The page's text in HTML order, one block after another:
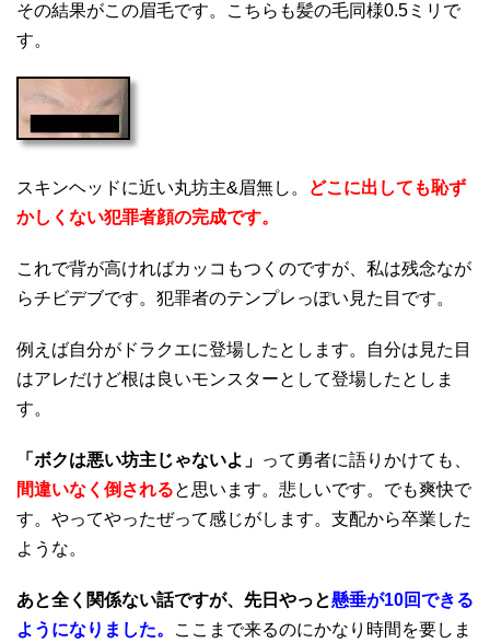
その結果がこの眉毛です。こちらも髪の毛同様0.5ミリで
す。
スキンヘッドに近い丸坊主&眉無し。
どこに出しても恥ず
かしくない犯罪者顔の完成です。
これで背が高ければカッコもつくのですが、私は残念なが
らチビデブです。犯罪者のテンプレっぽい見た目です。
例えば自分がドラクエに登場したとします。自分は見た目
はアレだけど根は良いモンスターとして登場したとしま
す。
「ボクは悪い坊主じゃないよ」 って勇者に語りかけても、
間違いなく倒されると思います。悲しいです。でも爽快で
す。やってやったぜって感じがします。支配から卒業した
ような。
あと全く関係ない話ですが、先日やっと懸垂が10回できる
ようになりました。
ここまで来るのにかなり時間を要しま